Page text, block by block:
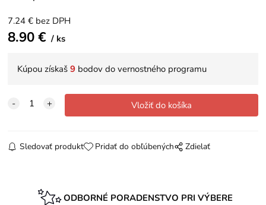
7.24 € bez DPH
8.90€ ks
Kúpou získaš9 bodov do vernostného programu
Sledovať produkt Pridať do obľúbených Zdielať
ODBORNÉ PORADENSTVO PRI VÝBERE